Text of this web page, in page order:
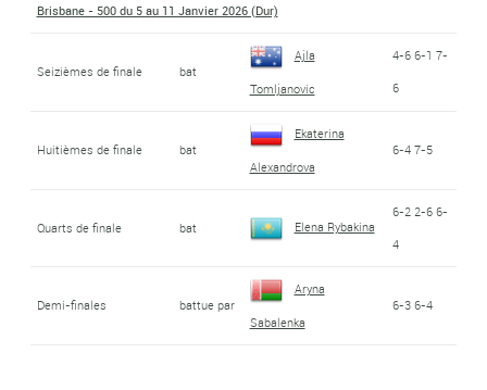
Brisbane - 500 du 5 au 11 Janvier 2026 (Dur)
Seizièmes de finale bat
Ajla
Tomljanovic
4-6 6-1 7-
6
Huitièmes de finale bat
Ekaterina
Alexandrova
6-4 7-5
Quarts de finale bat Elena Rybakina
6-2 2-6 6-
4
Demi-finales battue par
Aryna
Sabalenka
6-3 6-4